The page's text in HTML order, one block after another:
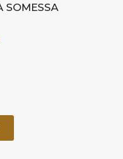
SOMESSA